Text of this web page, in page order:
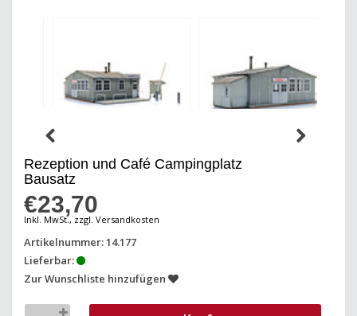
Rezeption und Café Campingplatz
Bausatz
€23,70
Inkl. MwSt., zzgl. Versandkosten
Artikelnummer: 14.177
Lieferbar:
Zur Wunschliste hinzufügen